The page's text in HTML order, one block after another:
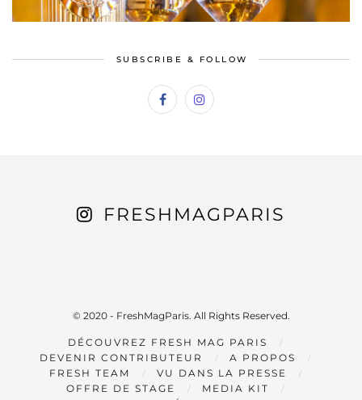
SUBSCRIBE & FOLLOW
FRESHMAGPARIS
© 2020 - FreshMagParis. All Rights Reserved.
DÉCOUVREZ FRESH MAG PARIS
DEVENIR CONTRIBUTEUR
A PROPOS
FRESH TEAM
VU DANS LA PRESSE
OFFRE DE STAGE
MEDIA KIT